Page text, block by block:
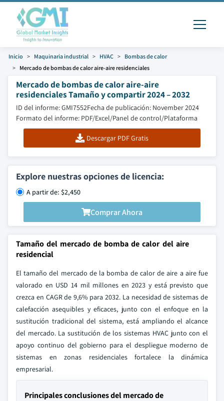
Inicio Maquinaria industrial HVAC
Bombas de calor
Mercado de bombas de calor aire-aire residenciales
Mercado de bombas de calor aire-aire
residenciales Tamaño y compartir 2024 – 2032
ID del informe: GMI7552Fecha de publicación: November 2024
Formato del informe: PDF/Excel/Panel de control/Plataforma
Descargar PDF Gratis
Explore nuestras opciones de licencia:
A partir de: $2,450
Comprar Ahora
Tamaño del mercado de bomba de calor del aire
residencial
El tamaño del mercado de la bomba de calor de aire a aire fue
valorado en USD 14 mil millones en 2023 y está previsto que
crezca en CAGR de 9,6% para 2032. La necesidad de sistemas de
calefacción asequibles y eficaces, junto con el enfoque en la
sustitución tradicional del sistema, está ampliando el alcance
del mercado. La sustitución de los sistemas HVAC junto con el
apoyo continuo del gobierno para el despliegue moderno de
sistemas en zonas residenciales fortalece la dinámica
empresarial.
Principales conclusiones del mercado de